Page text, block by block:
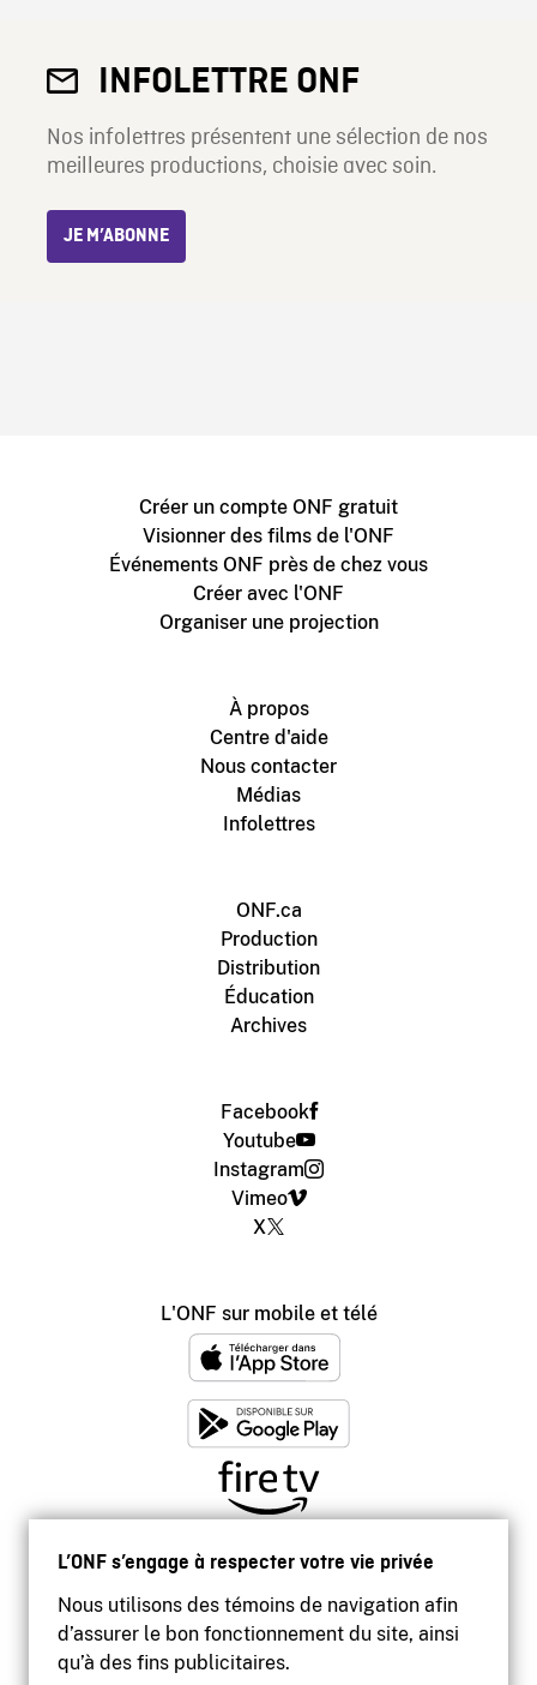
L’ONF s’engage à respecter votre vie privée
Nous utilisons des témoins de navigation afin
d’assurer le bon fonctionnement du site, ainsi
qu’à des fins publicitaires.
INFOLETTRE ONF
Nos infolettres présentent une sélection de nos
meilleures productions, choisie avec soin.
JE M’ABONNE
Créer un compte ONF gratuit
Visionner des films de l'ONF
Événements ONF près de chez vous
Créer avec l'ONF
Organiser une projection
À propos
Centre d'aide
Nous contacter
Médias
Infolettres
ONF.ca
Production
Distribution
Éducation
Archives
Facebook
Youtube
Instagram
Vimeo
X
L'ONF sur mobile et télé